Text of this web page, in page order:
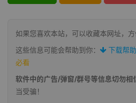
如果您喜欢本站，可以收藏本网址，方
这些信息可能会帮助到你：
下载帮助
必看
软件中的广告/弹窗/群号等信息切勿相
当受骗！